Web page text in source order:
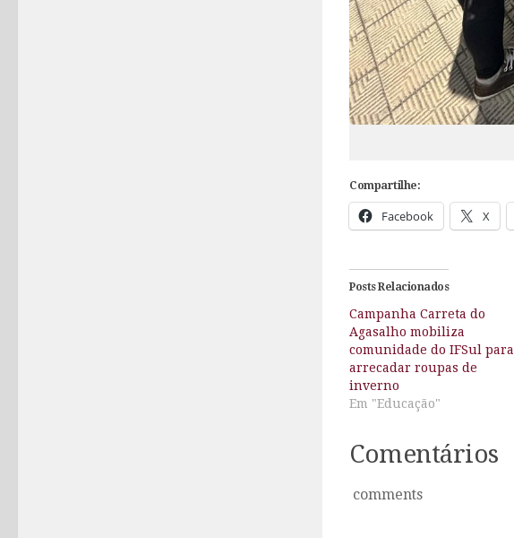
Compartilhe:
Facebook X
Posts Relacionados
Campanha Carreta do
Agasalho mobiliza
comunidade do IFSul para
arrecadar roupas de
inverno
Em "Educação"
Comentários
comments